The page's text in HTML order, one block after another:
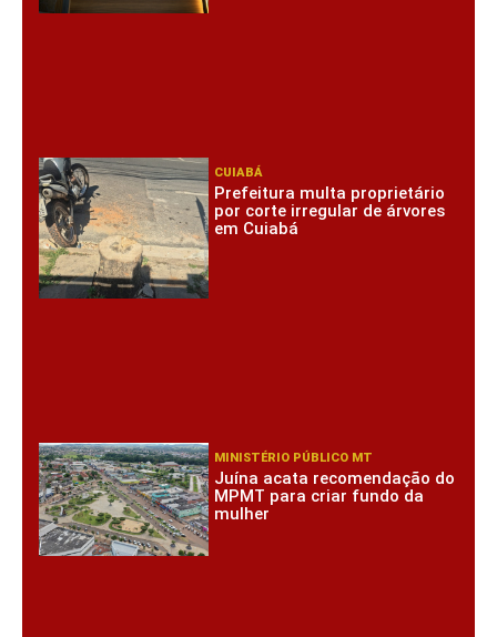
CUIABÁ
Prefeitura multa proprietário
por corte irregular de árvores
em Cuiabá
MINISTÉRIO PÚBLICO MT
Juína acata recomendação do
MPMT para criar fundo da
mulher